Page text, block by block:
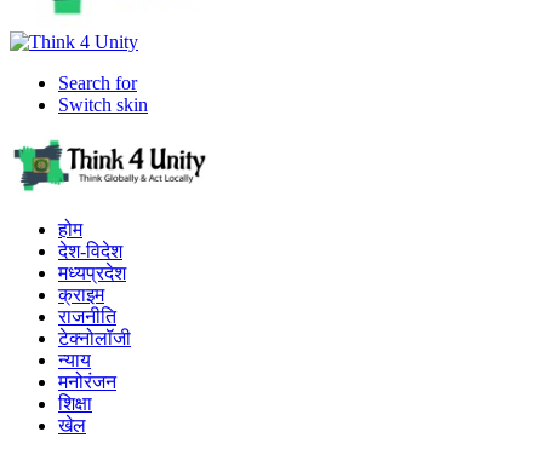
Search for
Switch skin
होम
देश-विदेश
मध्यप्रदेश
क्राइम
राजनीति
टेक्नोलॉजी
न्याय
मनोरंजन
शिक्षा
खेल